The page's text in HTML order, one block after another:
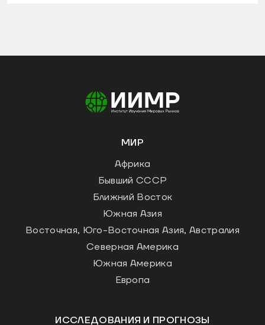
МИР
Африка
Бывший СССР
Ближний Восток
Южная Азия
Восточная, Юго-Восточная Азия, Австралия
Северная Америка
Южная Америка
Европа
ИССЛЕДОВАНИЯ И ПРОГНОЗЫ